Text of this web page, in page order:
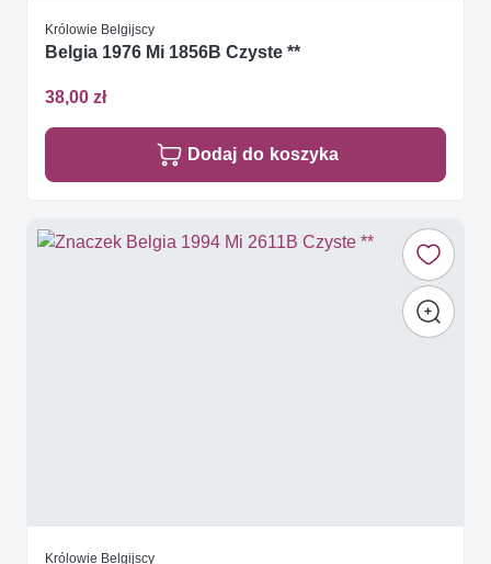
Królowie Belgijscy
Belgia 1976 Mi 1856B Czyste **
38,00 zł
Dodaj do koszyka
Królowie Belgijscy